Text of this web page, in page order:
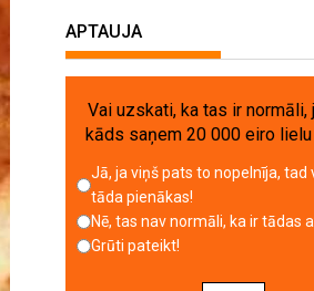
APTAUJA
Vai uzskati, ka tas ir normāli,
kāds saņem 20 000 eiro
Jā, ja viņš pats to nopelnīja, tad
tāda pienākas!
Nē, tas nav normāli, ka ir tādas
Grūti pateikt!